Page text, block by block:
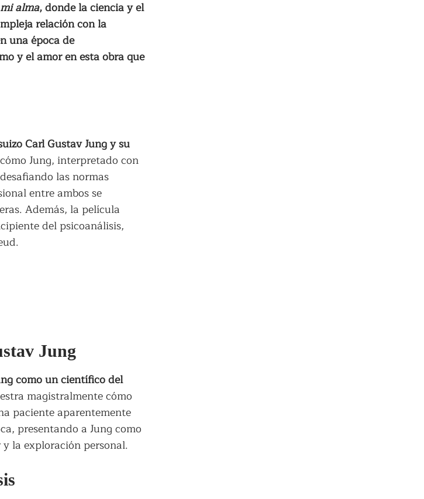
alma, donde la ciencia y el
relación con la
una época de
y el amor en esta obra que
Carl Gustav Jung y su
Jung, interpretado con
las normas
entre ambos se
Además, la película
del psicoanálisis,
Jung
como un científico del
magistralmente cómo
paciente aparentemente
presentando a Jung como
la exploración personal.